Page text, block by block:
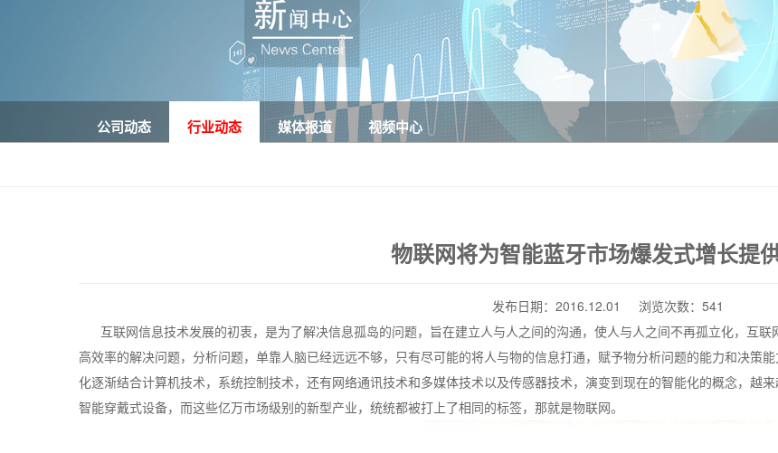
公司动态 行业动态 媒体报道 视频中心
物联网将为智能蓝牙市场爆发式增长提
发布日期：2016.12.01 浏览次数：541
互联网信息技术发展的初衷，是为了解决信息孤岛的问题，旨在建立人与人之间的沟通，使人与人之间不再孤立化，互
高效率的解决问题，分析问题，单靠人脑已经远远不够，只有尽可能的将人与物的信息打通，赋予物分析问题的能力和决策
化逐渐结合计算机技术，系统控制技术，还有网络通讯技术和多媒体技术以及传感器技术，演变到现在的智能化的概念，越
智能穿戴式设备，而这些亿万市场级别的新型产业，统统都被打上了相同的标签，那就是物联网。